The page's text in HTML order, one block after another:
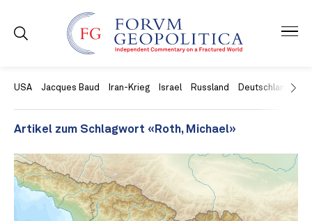
USA Jacques Baud Iran-Krieg Israel Russland Deutschland
Artikel zum Schlagwort «Roth, Michael»